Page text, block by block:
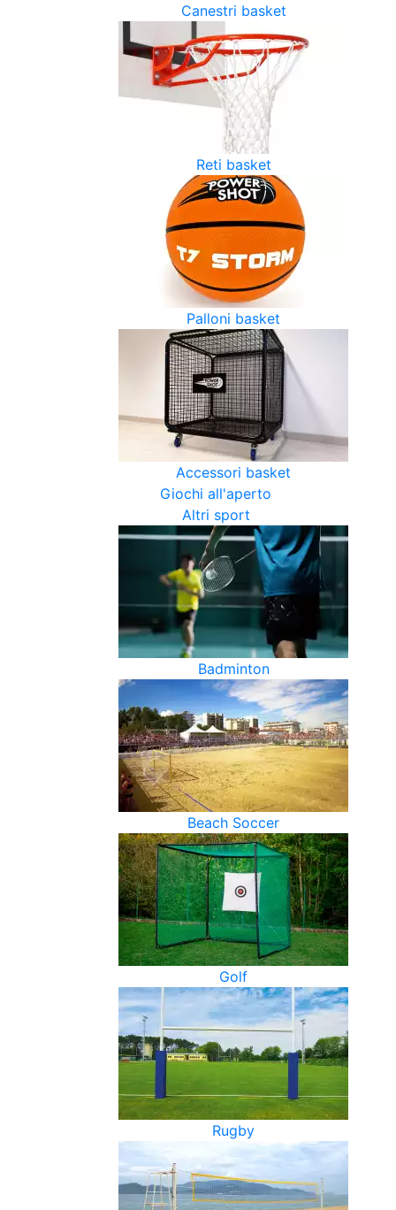
Canestri basket
Reti basket
Palloni basket
Accessori basket
Giochi all'aperto
Altri sport
Badminton
Beach Soccer
Golf
Rugby